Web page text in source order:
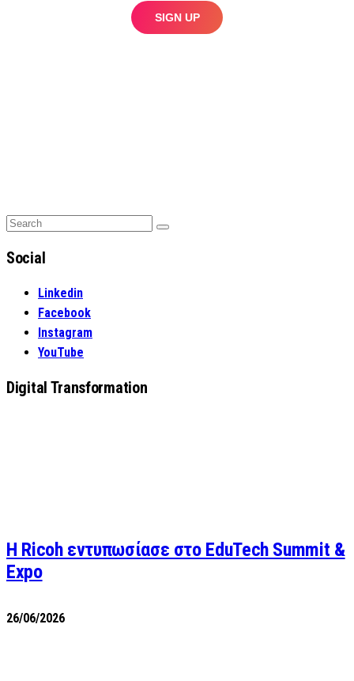
Search
Search
Social
Linkedin
Facebook
Instagram
YouTube
Digital Transformation
Η Ricoh εντυπωσίασε στο EduTech Summit &
Expo
26/06/2026